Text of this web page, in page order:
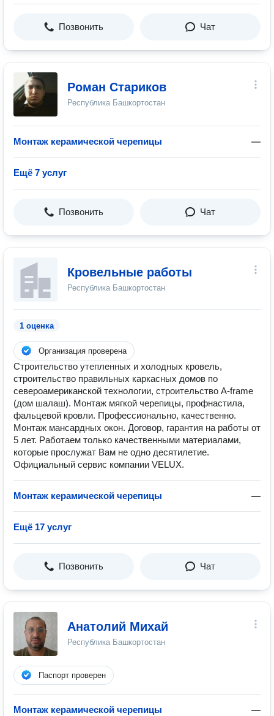
Позвонить Чат
Роман Стариков
Республика Башкортостан
Монтаж керамической черепицы —
Ещё 7 услуг
Позвонить Чат
Кровельные работы
Республика Башкортостан
1 оценка
Организация проверена
Строительство утепленных и холодных кровель,
строительство правильных каркасных домов по
североамериканской технологии, строительство A-frame
(дом шалаш). Монтаж мягкой черепицы, профнастила,
фальцевой кровли. Профессионально, качественно.
Монтаж мансардных окон. Договор, гарантия на работы от
5 лет. Работаем только качественными материалами,
которые прослужат Вам не одно десятилетие.
Официальный сервис компании VELUX.
Монтаж керамической черепицы —
Ещё 17 услуг
Позвонить Чат
Анатолий Михай
Республика Башкортостан
Паспорт проверен
Монтаж керамической черепицы —